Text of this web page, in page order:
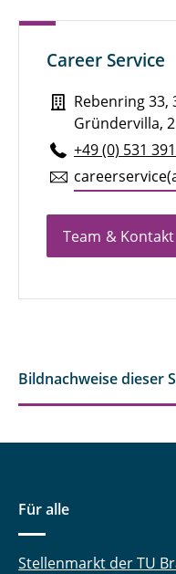
Career Service
Rebenring 33,
Gründervilla,
+49 (0) 531
Team & Kontakt
Bildnachweise dieser
Für alle
Stellenmarkt der TU